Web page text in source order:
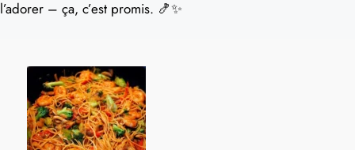
l’adorer – ça, c’est promis. 🍤✨